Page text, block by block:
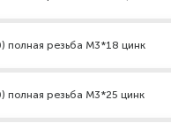
резьба М3*18 цинк
резьба М3*25 цинк